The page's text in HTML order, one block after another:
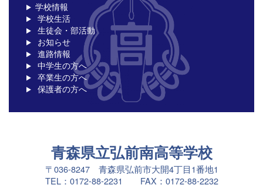
学校情報
学校生活
生徒会・部活動
お知らせ
進路情報
中学生の方へ
卒業生の方へ
保護者の方へ
青森県立弘前南高等学校
〒036-8247 青森県弘前市大開4丁目1番地1
TEL：0172-88-2231 FAX：0172-88-2232